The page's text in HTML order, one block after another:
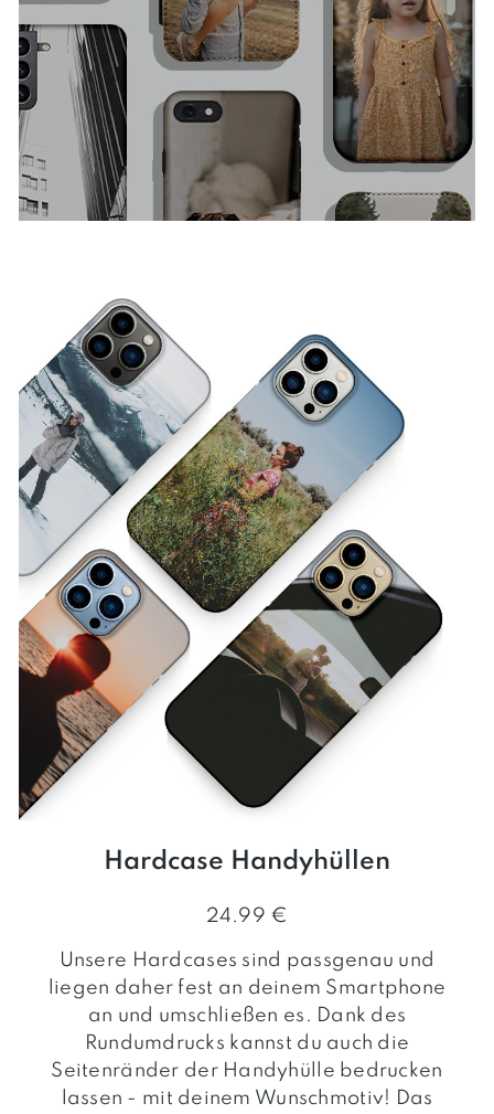
Hardcase Handyhüllen
24.99 €
Unsere Hardcases sind passgenau und
liegen daher fest an deinem Smartphone
an und umschließen es. Dank des
Rundumdrucks kannst du auch die
Seitenränder der Handyhülle bedrucken
lassen - mit deinem Wunschmotiv! Das